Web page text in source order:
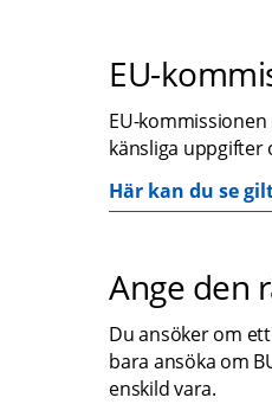
EU-
EU-
känsliga uppgifter
Här kan du se
Ange den
Du ansöker om
bara ansöka om
enskild vara.